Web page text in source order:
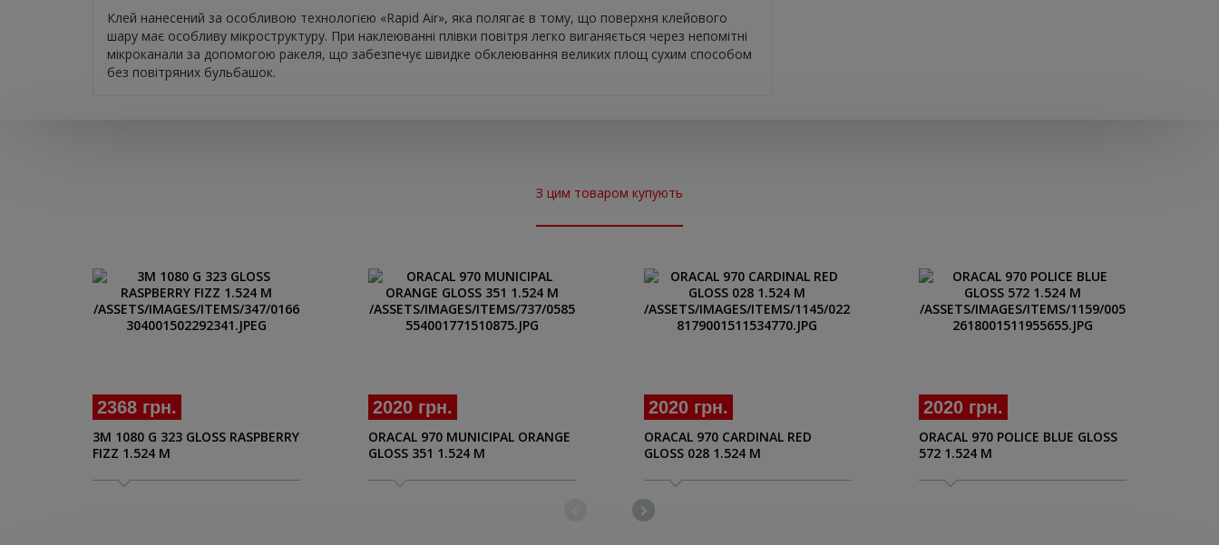
Клей нанесений за особливою технологією «Rapid Air», яка полягає в тому, що поверхня клейового
шару має особливу мікроструктуру. При наклеюванні плівки повітря легко виганяється через непомітні
мікроканали за допомогою ракеля, що забезпечує швидке обклеювання великих площ сухим способом
без повітряних бульбашок.
З цим товаром купують
2368 грн.
3M 1080 G 323 GLOSS RASPBERRY
FIZZ 1.524 M
2020 грн.
ORACAL 970 MUNICIPAL ORANGE
GLOSS 351 1.524 M
2020 грн.
ORACAL 970 CARDINAL RED
GLOSS 028 1.524 M
2020 грн.
ORACAL 970 POLICE BLUE GLOSS
572 1.524 M